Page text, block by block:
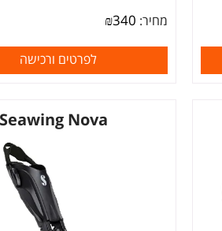
מחיר: ₪340
לפרטים ורכישה
Seawing Nova